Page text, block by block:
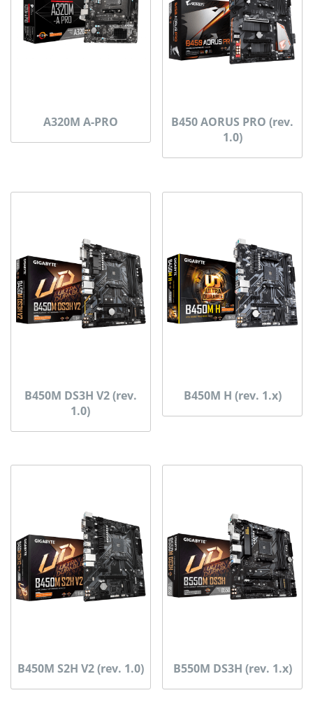
A320M A-PRO
B450 AORUS PRO (rev.
1.0)
B450M DS3H V2 (rev.
1.0)
B450M H (rev. 1.x)
B450M S2H V2 (rev. 1.0) B550M DS3H (rev. 1.x)